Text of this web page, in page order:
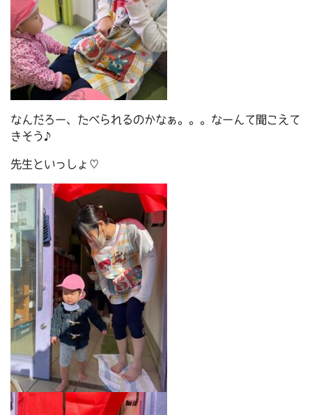
なんだろー、たべられるのかなぁ。。。なーんて聞こえて
きそう♪
先生といっしょ♡